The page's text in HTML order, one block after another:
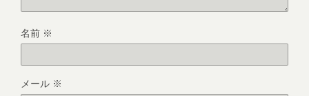
名前 ※
メール ※